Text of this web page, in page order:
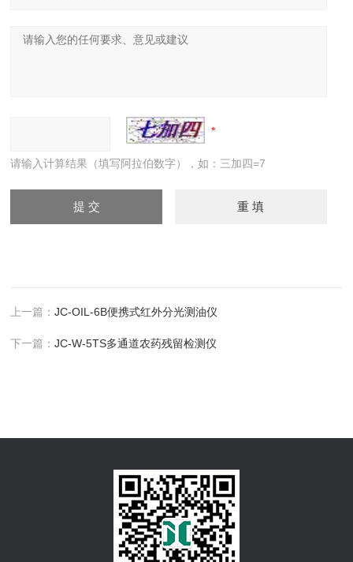
请输入计算结果（填写阿拉伯数字），如：三加四=7
上一篇：JC-OIL-6B便携式红外分光测油仪
下一篇：JC-W-5TS多通道农药残留检测仪